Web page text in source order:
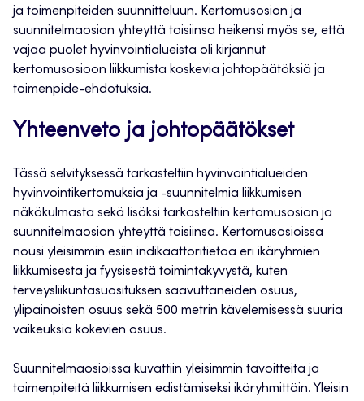
ja toimenpiteiden suunnitteluun. Kertomusosion ja
suunnitelmaosion yhteyttä toisiinsa heikensi myös se, että
vajaa puolet hyvinvointialueista oli kirjannut
kertomusosioon liikkumista koskevia johtopäätöksiä ja
toimenpide-ehdotuksia.
Yhteenveto ja johtopäätökset
Tässä selvityksessä tarkasteltiin hyvinvointialueiden
hyvinvointikertomuksia ja -suunnitelmia liikkumisen
näkökulmasta sekä lisäksi tarkasteltiin kertomusosion ja
suunnitelmaosion yhteyttä toisiinsa. Kertomusosioissa
nousi yleisimmin esiin indikaattoritietoa eri ikäryhmien
liikkumisesta ja fyysisestä toimintakyvystä, kuten
terveysliikuntasuosituksen saavuttaneiden osuus,
ylipainoisten osuus sekä 500 metrin kävelemisessä suuria
vaikeuksia kokevien osuus.
Suunnitelmaosioissa kuvattiin yleisimmin tavoitteita ja
toimenpiteitä liikkumisen edistämiseksi ikäryhmittäin. Yleisin